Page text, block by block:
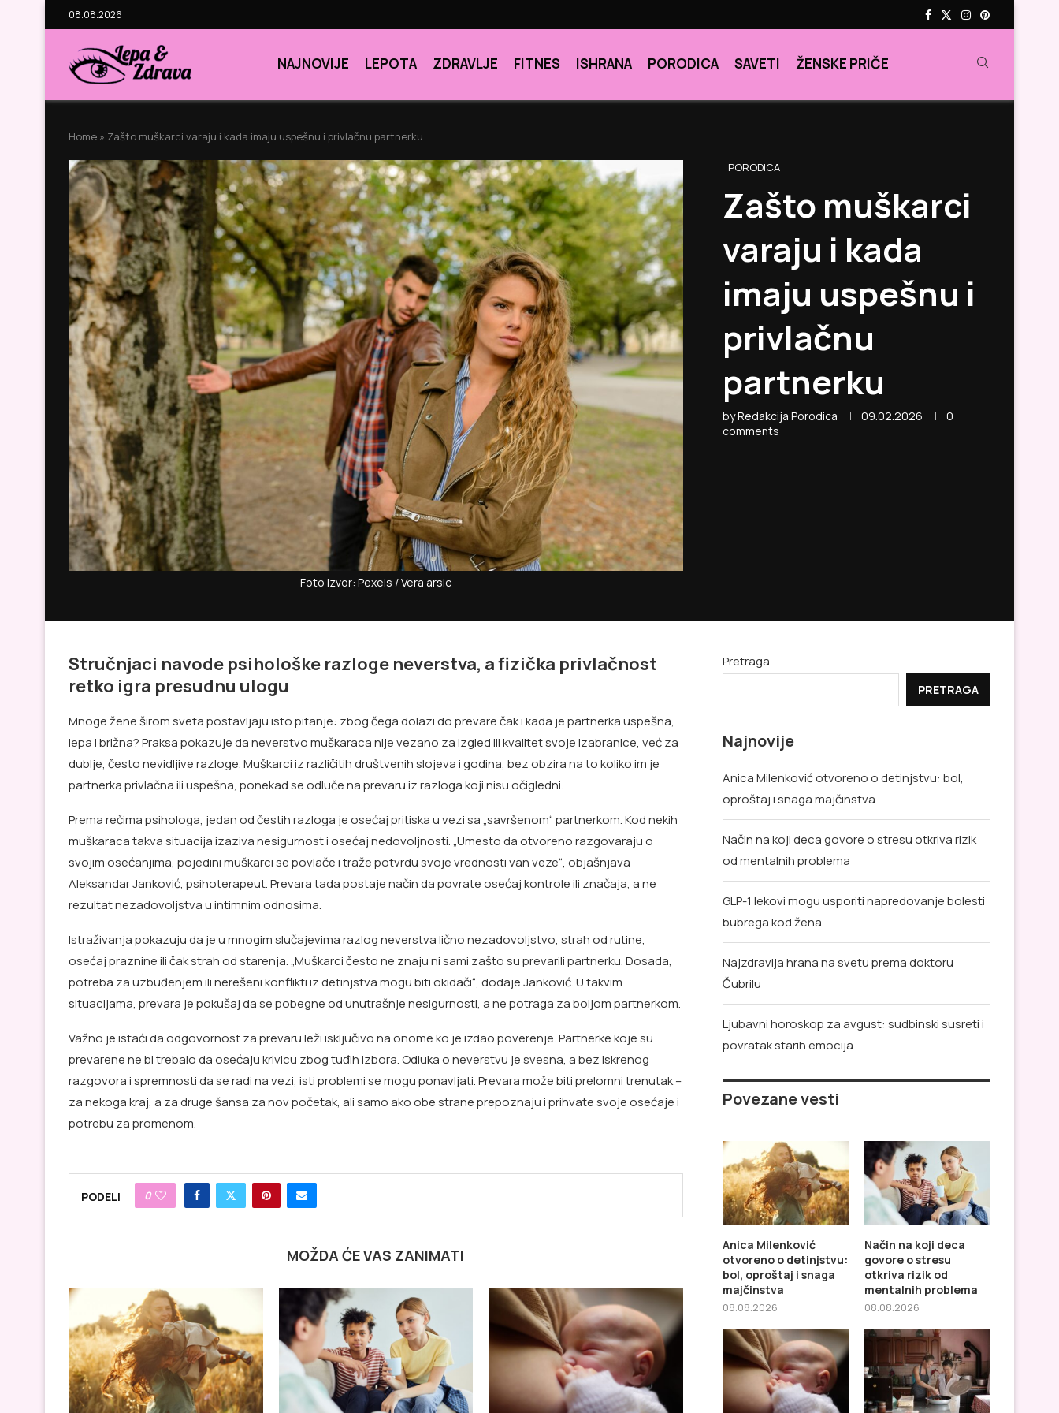
08.08.2026
NAJNOVIJE LEPOTA ZDRAVLJE FITNES ISHRANA PORODICA SAVETI ŽENSKE PRIČE
Home » Zašto muškarci varaju i kada imaju uspešnu i privlačnu partnerku
PORODICA
Zašto muškarci
varaju i kada
imaju uspešnu i
privlačnu
partnerku
byRedakcija Porodica 09.02.2026
0
comments
Foto Izvor: Pexels / Vera arsic
Stručnjaci navode psihološke razloge neverstva, a fizička privlačnost
retko igra presudnu ulogu
Mnoge žene širom sveta postavljaju isto pitanje: zbog čega dolazi do prevare čak i kada je partnerka uspešna,
lepa i brižna? Praksa pokazuje da neverstvo muškaraca nije vezano za izgled ili kvalitet svoje izabranice, već za
dublje, često nevidljive razloge. Muškarci iz različitih društvenih slojeva i godina, bez obzira na to koliko im je
partnerka privlačna ili uspešna, ponekad se odluče na prevaru iz razloga koji nisu očigledni.
Prema rečima psihologa, jedan od čestih razloga je osećaj pritiska u vezi sa „savršenom“ partnerkom. Kod nekih
muškaraca takva situacija izaziva nesigurnost i osećaj nedovoljnosti. „Umesto da otvoreno razgovaraju o
svojim osećanjima, pojedini muškarci se povlače i traže potvrdu svoje vrednosti van veze“, objašnjava
Aleksandar Janković, psihoterapeut. Prevara tada postaje način da povrate osećaj kontrole ili značaja, a ne
rezultat nezadovoljstva u intimnim odnosima.
Istraživanja pokazuju da je u mnogim slučajevima razlog neverstva lično nezadovoljstvo, strah od rutine,
osećaj praznine ili čak strah od starenja. „Muškarci često ne znaju ni sami zašto su prevarili partnerku. Dosada,
potreba za uzbuđenjem ili nerešeni konflikti iz detinjstva mogu biti okidači“, dodaje Janković. U takvim
situacijama, prevara je pokušaj da se pobegne od unutrašnje nesigurnosti, a ne potraga za boljom partnerkom.
Važno je istaći da odgovornost za prevaru leži isključivo na onome ko je izdao poverenje. Partnerke koje su
prevarene ne bi trebalo da osećaju krivicu zbog tuđih izbora. Odluka o neverstvu je svesna, a bez iskrenog
razgovora i spremnosti da se radi na vezi, isti problemi se mogu ponavljati. Prevara može biti prelomni trenutak –
za nekoga kraj, a za druge šansa za nov početak, ali samo ako obe strane prepoznaju i prihvate svoje osećaje i
potrebu za promenom.
PODELI 0
MOŽDA ĆE VAS ZANIMATI
Pretraga
PRETRAGA
Najnovije
Anica Milenković otvoreno o detinjstvu: bol,
oproštaj i snaga majčinstva
Način na koji deca govore o stresu otkriva rizik
od mentalnih problema
GLP-1 lekovi mogu usporiti napredovanje bolesti
bubrega kod žena
Najzdravija hrana na svetu prema doktoru
Čubrilu
Ljubavni horoskop za avgust: sudbinski susreti i
povratak starih emocija
Povezane vesti
Anica Milenković
otvoreno o detinjstvu:
bol, oproštaj i snaga
majčinstva
08.08.2026
Način na koji deca
govore o stresu
otkriva rizik od
mentalnih problema
08.08.2026